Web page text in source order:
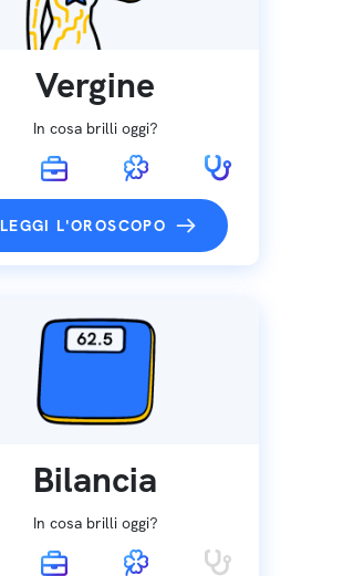
Vergine
In cosa brilli oggi?
LEGGI L'OROSCOPO
Bilancia
In cosa brilli oggi?